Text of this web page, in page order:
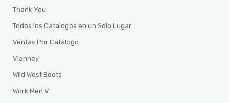
Thank You
Todos los Catalogos en un Solo Lugar
Ventas Por Catalogo
Vianney
Wild West Boots
Work Men V